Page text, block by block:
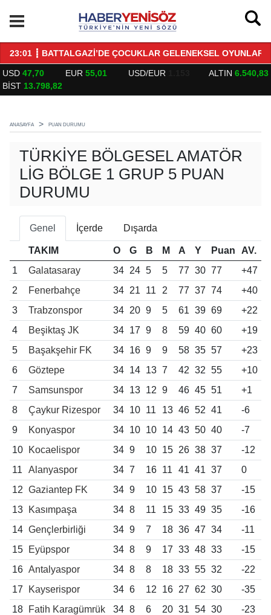
23:01 ┋ BATTALGAZİ’DE ÇOCUKLAR GELENEKSEL
USD 47,70 EUR 55,01 USD/EUR ALTIN 6.540,83
BİST 13.798,82
ANASAYFA PUAN DURUMU
TÜRKIYE BÖLGESEL AMATÖR
LIG BÖLGE 1 GRUP 5 PUAN
DURUMU
Genel İçerde Dışarda
TAKIM O G B M A Y Puan
AV.
1
Galatasaray 34 24 5 5 77 30 77
+47
2
Fenerbahçe 34 21 11 2 77 37 74
+40
3
Trabzonspor 34 20 9 5 61 39 69
+22
4
Beşiktaş JK 34 17 9 8 59 40 60
+19
5
Başakşehir FK 34 16 9 9 58 35 57
+23
6
Göztepe 34 14 13 7 42 32 55
+10
7
Samsunspor 34 13 12 9 46 45 51
+1
8
Çaykur Rizespor 34 10 11 13 46 52 41
-6
9
Konyaspor 34 10 10 14 43 50 40
-7
10
Kocaelispor 34 9 10 15 26 38 37
-12
11
Alanyaspor 34 7 16 11 41 41 37
0
12 Gaziantep FK 34 9 10 15 43 58 37
-15
13
Kasımpaşa 34 8 11 15 33 49 35
-16
14 Gençlerbirliği 34 9 7 18 36 47 34
-11
15
Eyüpspor 34 8 9 17 33 48 33
-15
16 Antalyaspor 34 8 8 18 33 55 32
-22
17
Kayserispor 34 6 12 16 27 62 30
-35
18
Fatih Karagümrük 34 8 6 20 31 54 30 -23